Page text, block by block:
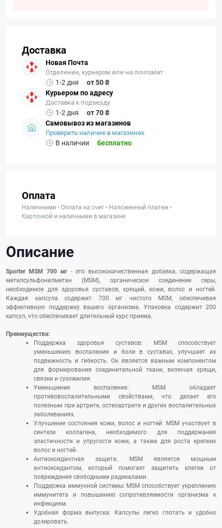
Доставка
Новая Почта
Отделение, курьером или на почтомат
1-2 дня
от 50 ₴
Курьером по адресу
Доставка к подъезду
1-2 дня
от 70 ₴
Самовывоз из магазинов
Проверить наличие в магазинах
В наличии бесплатно
Оплата
Наличными • Оплата на счет • Наложенный платеж •
Карточкой и наличными в магазине
Описание
Sporter MSM 700 мг - это высококачественная добавка, содержащая
метилсульфонилметан (MSM), органическое соединение серы,
необходимое для здоровья суставов, хрящей, кожи, волос и ногтей.
Каждая капсула содержит 700 мг чистого MSM, обеспечивая
эффективную поддержку вашего организма. Упаковка содержит 200
капсул, что обеспечивает длительный курс приема.
Преимущества:
Поддержка здоровья суставов: MSM способствует
уменьшению воспаления и боли в суставах, улучшает их
подвижность и гибкость. Он является важным компонентом
для формирования соединительной ткани, включая хрящи,
связки и сухожилия.
Уменьшение воспаления: MSM обладает
противовоспалительными свойствами, что делает его
полезным при артрите, остеоартрите и других воспалительных
заболеваниях.
Улучшение состояния кожи, волос и ногтей: MSM участвует в
синтезе коллагена, необходимого для поддержания
эластичности и упругости кожи, а также для роста крепких
волос и ногтей.
Антиоксидантная защита: MSM является мощным
антиоксидантом, который помогает защитить клетки от
повреждения свободными радикалами.
Поддержка иммунной системы: MSM способствует укреплению
иммунитета и повышению сопротивляемости организма к
инфекциям.
Удобная форма выпуска: Капсулы легко глотать и удобно
дозировать.